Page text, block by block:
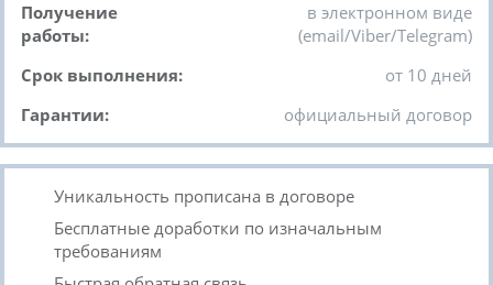
Получение
работы:
в электронном виде
(email/Viber/Telegram)
Срок выполнения:
от 10 дней
Гарантии:
официальный договор
Уникальность прописана в договоре
Бесплатные доработки по изначальным
требованиям